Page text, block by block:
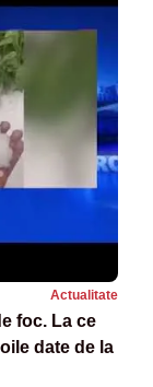
Actualitate
foc. La ce
date de la